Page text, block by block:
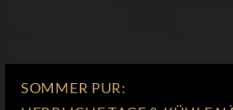
SOMMER PUR: